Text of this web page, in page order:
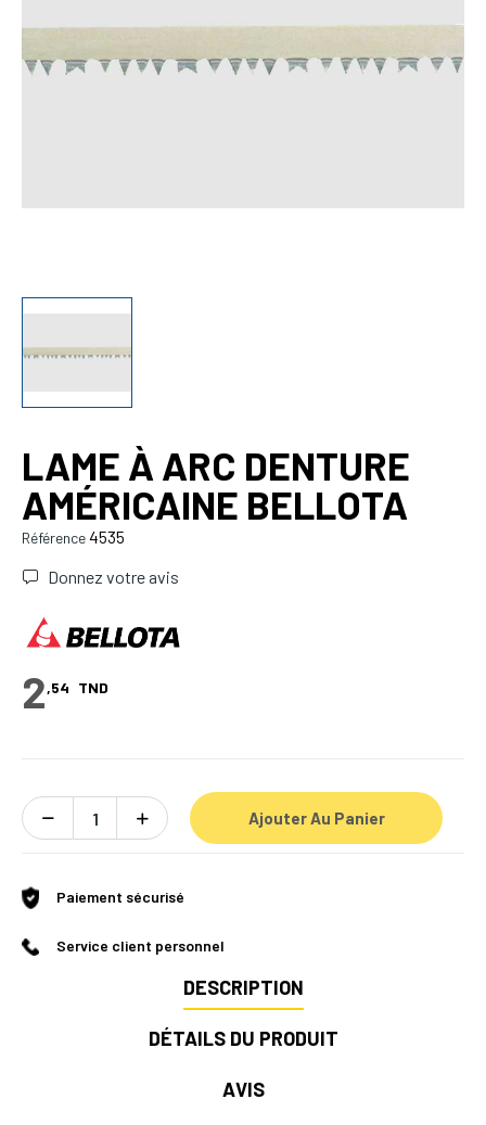
LAME À ARC DENTURE
AMÉRICAINE BELLOTA
Référence4535
Donnez votre avis
2,54 TND
Ajouter Au Panier
Paiement sécurisé
Service client personnel
DESCRIPTION
DÉTAILS DU PRODUIT
AVIS